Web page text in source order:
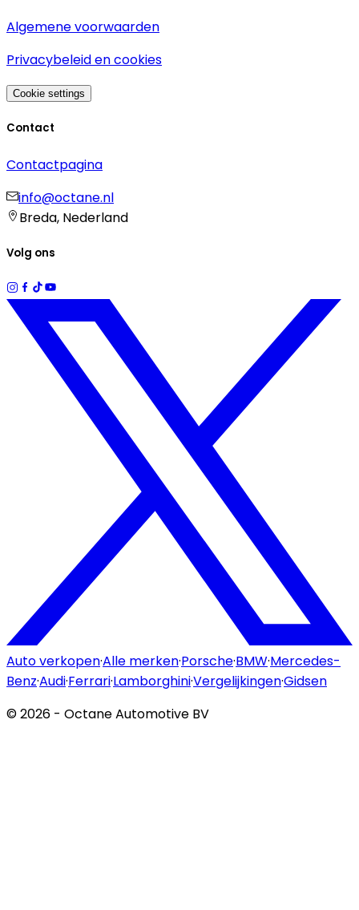
Algemene voorwaarden
Privacybeleid en cookies
Cookie settings
Contact
Contactpagina
info@octane.nl
Breda, Nederland
Volg ons
Auto verkopen·Alle merken·Porsche·BMW·Mercedes-
Benz·Audi·Ferrari·Lamborghini·Vergelijkingen·Gidsen
©2026 - Octane Automotive BV